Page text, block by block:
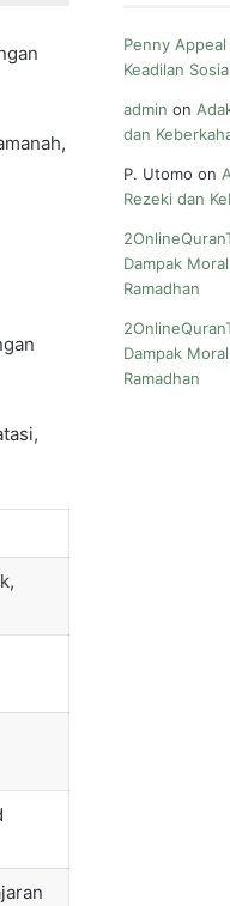
Penny Appeal
Keadilan Sosial
admin on
P. Utomo on
Dampak
Ramadhan
Dampak
Ramadhan